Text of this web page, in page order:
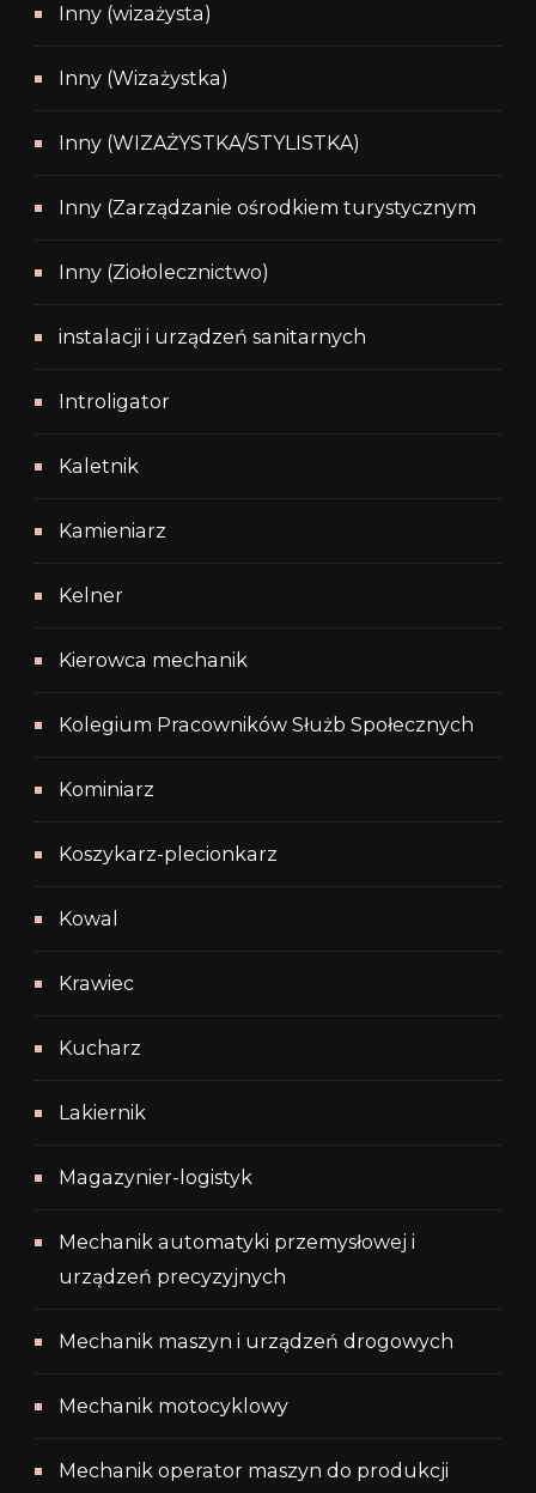
Inny (wizażysta)
Inny (Wizażystka)
Inny (WIZAŻYSTKA/STYLISTKA)
Inny (Zarządzanie ośrodkiem turystycznym
Inny (Ziołolecznictwo)
instalacji i urządzeń sanitarnych
Introligator
Kaletnik
Kamieniarz
Kelner
Kierowca mechanik
Kolegium Pracowników Służb Społecznych
Kominiarz
Koszykarz-plecionkarz
Kowal
Krawiec
Kucharz
Lakiernik
Magazynier-logistyk
Mechanik automatyki przemysłowej i
urządzeń precyzyjnych
Mechanik maszyn i urządzeń drogowych
Mechanik motocyklowy
Mechanik operator maszyn do produkcji